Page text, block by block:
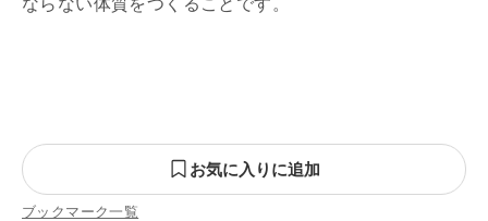
お気に入りに追加
ブックマーク一覧